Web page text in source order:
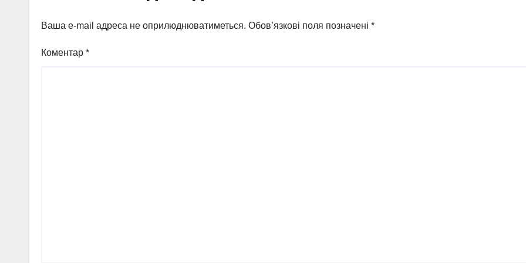
Ваша e-mail адреса не оприлюднюватиметься. Обов’язкові поля позначені *
Коментар *